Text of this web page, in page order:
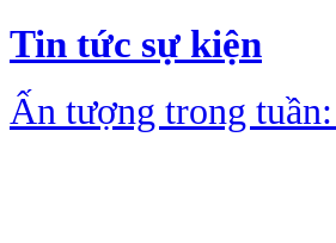
Tin tức sự kiện
Ấn tượng trong